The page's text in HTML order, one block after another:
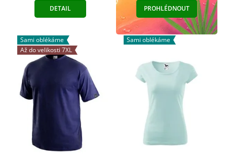
DETAIL PROHLÉDNOUT
Sami oblékáme
Až do velikosti 7XL
Sami oblékáme